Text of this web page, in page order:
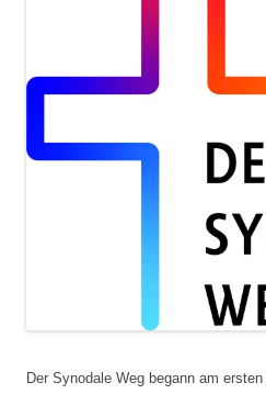
Der Synodale Weg begann am